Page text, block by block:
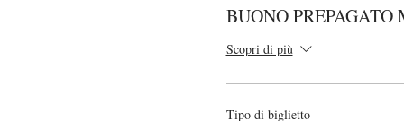
BUONO PREPAGATO
Scopri di più
Tipo di biglietto